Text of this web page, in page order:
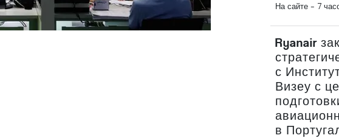
На сайте - 7
Ryanair
с
Визеу с
в